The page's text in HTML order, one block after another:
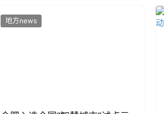
地方news